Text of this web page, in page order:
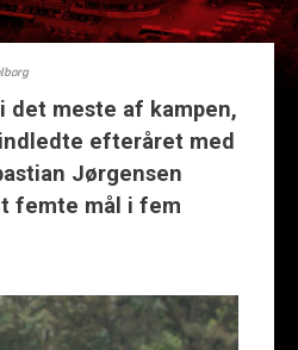
det meste af kampen,
indledte efteråret med
Jørgensen
femte mål i fem